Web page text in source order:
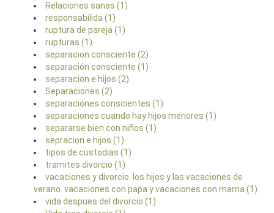
Relaciones sanas (1)
responsabilida (1)
ruptura de pareja (1)
rupturas (1)
separacion consciente (2)
separación consciente (1)
separacion e hijos (2)
Separaciones (2)
separaciones conscientes (1)
separaciones cuando hay hijos menores (1)
separarse bien con niños (1)
sepracion e hijos (1)
tipos de custodias (1)
tramites divorcio (1)
vacaciones y divorcio. los hijos y las vacaciones de
verano. vacaciones con papa y vacaciones con mama (1)
vida despues del divorcio (1)